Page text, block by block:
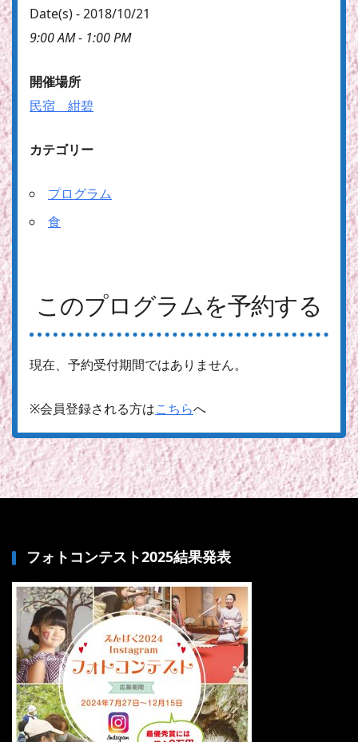
Date(s) - 2018/10/21
9:00 AM - 1:00 PM
開催場所
民宿 紺碧
カテゴリー
プログラム
食
このプログラムを予約する
現在、予約受付期間ではありません。
※会員登録される方はこちらへ
フォトコンテスト2025結果発表